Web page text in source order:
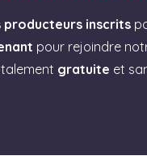
producteurs inscrits
pour rejoindre
gratuite et